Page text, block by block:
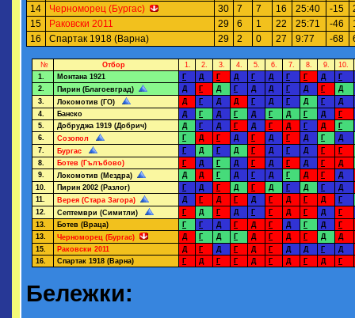
14
Черноморец (Бургас) 30 7 7 16 25:40 -15
15
Раковски 2011 29 6 1 22 25:71 -46
16
Спартак 1918 (Варна) 29 2 0 27 9:77 -68
№ Отбор 1. 2. 3. 4. 5. 6. 7. 8. 9.
10.
1.
Монтана 1921 Г Д Г Д Г Д Г Г Д
Г
2.
Пирин (Благоевград) Д Г Д Г Д Д Г Д Г
Д
3.
Локомотив (ГО) Д Г Д Д Г Д Г Д Г
Д
4.
Банско Д Г Д Г Д Г Д Г Д
Г
5.
Добруджа 1919 (Добрич) Д Г Д Г Д Г Д Г Д
Г
6.
Созопол Г Д Г Д Г Д Г Д Г
Д
7.
Бургас Г Д Г Д Г Д Г Д Г
Г
8.
Ботев (Гълъбово) Г Д Г Д Г Д Г Д Г
Д
9.
Локомотив (Мездра) Д Д Г Д Г Д Г Д Г
Д
10.
Пирин 2002 (Разлог) Г Д Г Д Г Д Г Д Г
Д
11.
Верея (Стара Загора) Д Г Д Г Д Г Д Г Д
Г
12.
Септември (Симитли) Г Д Г Д Г Г Д Г Д
Г
13.
Ботев (Враца) Г Г Д Г Д Г Д Г Д
Г
13.
Черноморец (Бургас) Д Г Д Г Д Г Д Г Д
Д
15.
Раковски 2011 Д Г Д Г Д Г Д Д Г
Д
16.
Спартак 1918 (Варна) Г Д Г Г Д Г Д Г Д Г
Бележки: